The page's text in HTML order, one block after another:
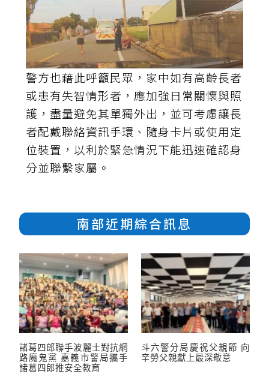
警方也藉此呼籲民眾，家中如有高齡長者
或患有失智情形者，應加強日常關懷與照
護，盡量避免其單獨外出，並可考慮讓長
者配戴聯絡資訊手環、隨身卡片或使用定
位裝置，以利於緊急情況下能迅速確認身
分並聯繫家屬。
南部近期綜合訊息
諸葛四郎聯手波麗士對抗網
路魔鬼黨 嘉義市警局攜手
諸葛四郎推安全教育
斗六警分局慶祝父親節 向
辛勞父親獻上最深敬意